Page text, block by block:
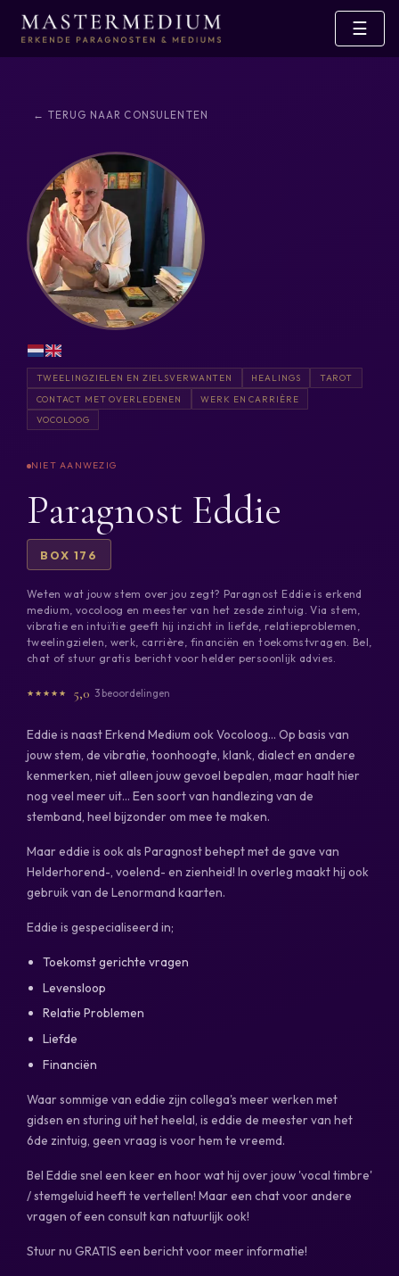
☰
← TERUG NAAR CONSULENTEN
TWEELINGZIELEN EN ZIELSVERWANTEN HEALINGS
TAROT
CONTACT MET OVERLEDENEN
WERK EN CARRIÈRE
VOCOLOOG
Paragnost Eddie
BOX 176
Weten wat jouw stem over jou zegt? Paragnost Eddie is erkend
medium, vocoloog en meester van het zesde zintuig. Via stem,
vibratie en intuïtie geeft hij inzicht in liefde, relatieproblemen,
tweelingzielen, werk, carrière, financiën en toekomstvragen. Bel,
chat of stuur gratis bericht voor helder persoonlijk advies.
5,0 3 beoordelingen
Eddie is naast Erkend Medium ook Vocoloog... Op basis van
jouw stem, de vibratie, toonhoogte, klank, dialect en andere
kenmerken, niet alleen jouw gevoel bepalen, maar haalt hier
nog veel meer uit... Een soort van handlezing van de
stemband, heel bijzonder om mee te maken.
Maar eddie is ook als Paragnost behept met de gave van
Helderhorend-, voelend- en zienheid! In overleg maakt hij ook
gebruik van de Lenormand kaarten.
Eddie is gespecialiseerd in;
Toekomst gerichte vragen
Levensloop
Relatie Problemen
Liefde
Financiën
Waar sommige van eddie zijn collega's meer werken met
gidsen en sturing uit het heelal, is eddie de meester van het
6de zintuig, geen vraag is voor hem te vreemd.
Bel Eddie snel een keer en hoor wat hij over jouw 'vocal timbre'
/ stemgeluid heeft te vertellen! Maar een chat voor andere
vragen of een consult kan natuurlijk ook!
Stuur nu GRATIS een bericht voor meer informatie!